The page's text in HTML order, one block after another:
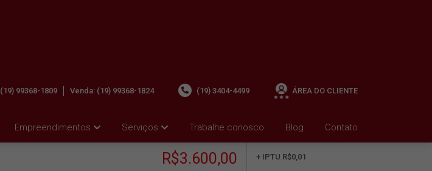
Empreendimentos Serviços Trabalhe conosco Blog Contato
(19) 99368-1809 Venda: (19) 99368-1824 (19) 3404-4499 ÁREA DO CLIENTE
R$3.600,00
+ IPTU R$0,01